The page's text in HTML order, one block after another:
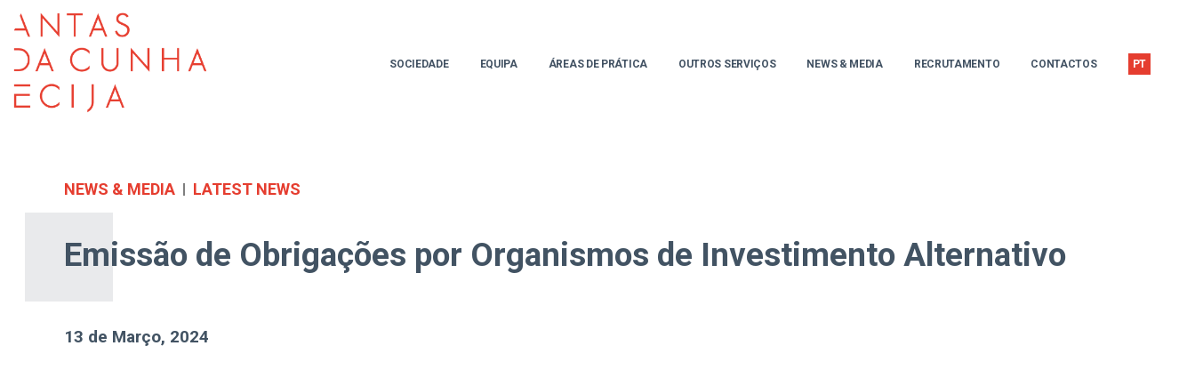
SOCIEDADE EQUIPA ÁREAS DE PRÁTICA OUTROS SERVIÇOS NEWS & MEDIA RECRUTAMENTO CONTACTOS PT
NEWS & MEDIA LATEST NEWS
Emissão de Obrigações por Organismos de Investimento Alternativo
13 de Março, 2024